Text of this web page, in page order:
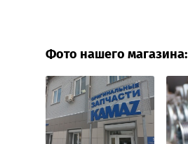
Фото нашего магазина: